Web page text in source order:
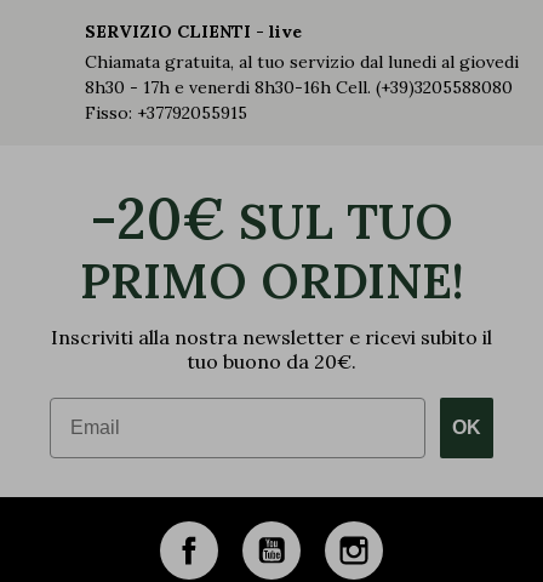
SERVIZIO CLIENTI - live
Chiamata gratuita, al tuo servizio dal lunedi al giovedi
8h30 - 17h e venerdi 8h30-16h Cell. (+39)3205588080
Fisso: +37792055915
-20€ SUL TUO
PRIMO ORDINE!
Inscriviti alla nostra newsletter e ricevi subito il
tuo buono da 20€.
Email
OK